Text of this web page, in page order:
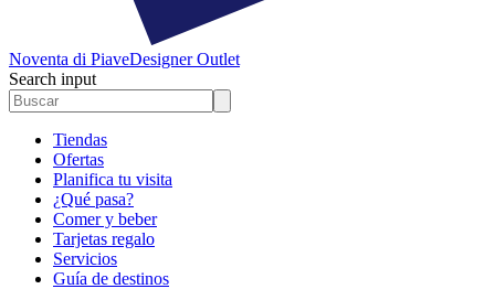
Noventa di PiaveDesigner Outlet
Search input
Tiendas
Ofertas
Planifica tu visita
¿Qué pasa?
Comer y beber
Tarjetas regalo
Servicios
Guía de destinos